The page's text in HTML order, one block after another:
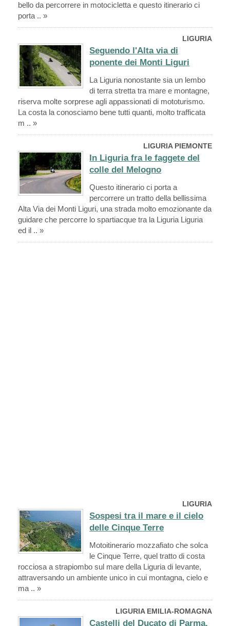
bello da percorrere in motocicletta e questo itinerario ci
porta .. »
LIGURIA
Seguendo l'Alta via di
ponente dei Monti Liguri
La Liguria nonostante sia un lembo
di terra stretta tra mare e montagne,
riserva molte sorprese agli appassionati di mototurismo.
La costa la conosciamo bene tutti quanti, molto trafficata
m .. »
LIGURIA PIEMONTE
In Liguria fra le faggete del
colle del Melogno
Questo itinerario ci porta a
percorrere un tratto della bellissima
Alta Via dei Monti Liguri, una strada molto emozionante da
guidare che percorre lo spartiacque tra la Liguria Liguria
ed il .. »
LIGURIA
Sospesi tra il mare e il cielo
delle Cinque Terre
Motoitinerario mozzafiato che solca
le Cinque Terre, quel tratto di costa
rocciosa a strapiombo sul mare della Liguria di levante,
attraversando un ambiente unico in cui montagna, cielo e
ma .. »
LIGURIA EMILIA-ROMAGNA
Castelli del Ducato di Parma,